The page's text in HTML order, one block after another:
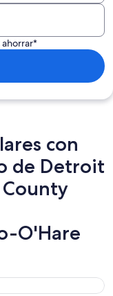
ahorrar*
con
de Detroit
O'Hare